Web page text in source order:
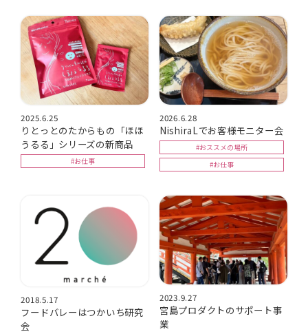
2025.6.25
りとっとのたからもの「ほほ
うるる」シリーズの新商品
#お仕事
2026.6.28
NishiraLでお客様モニター会
#おススメの場所
#お仕事
2018.5.17
フードバレーはつかいち研究
会
2023.9.27
宮島プロダクトのサポート事
業